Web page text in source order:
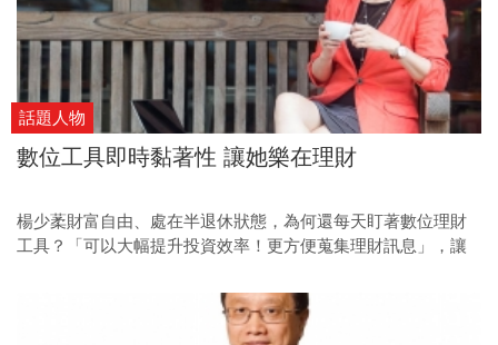
話題人物
數位工具即時黏著性 讓她樂在理財
楊少葇財富自由、處在半退休狀態，為何還每天盯著數位理財
工具？「可以大幅提升投資效率！更方便蒐集理財訊息」，讓